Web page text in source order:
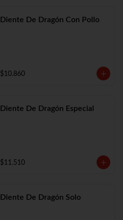
Diente De Dragón Con Pollo
$10.860
Diente De Dragón Especial
$11.510
Diente De Dragón Solo